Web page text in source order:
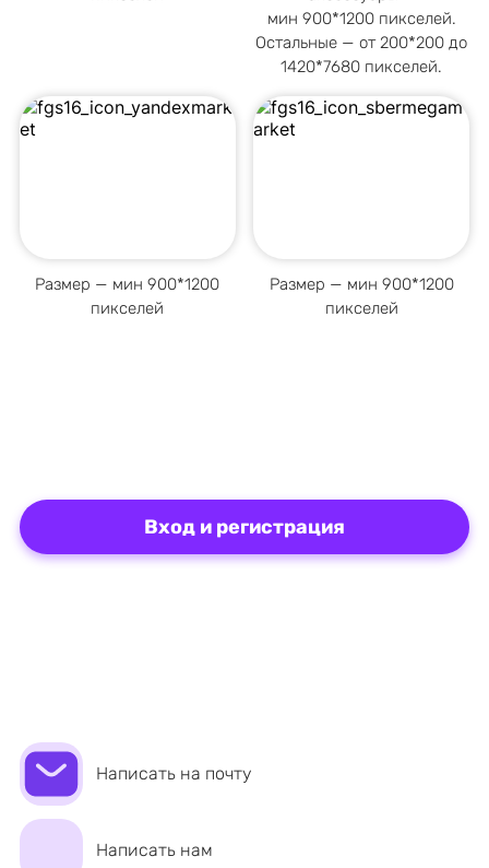
мин 900*1200 пикселей.
Остальные — от 200*200 до
1420*7680 пикселей.
Размер — мин 900*1200
пикселей
Размер — мин 900*1200
пикселей
Вход и регистрация
Написать на почту
Написать нам